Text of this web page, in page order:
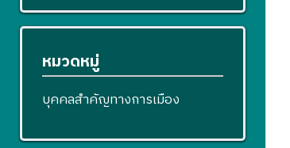
หมวดหมู่
บุคคลสำคัญทางการเมือง